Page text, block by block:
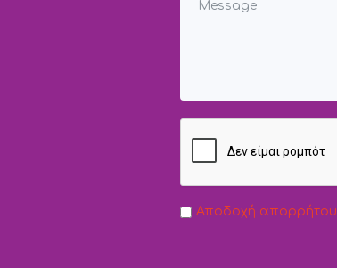
Αποδοχή απορρήτου